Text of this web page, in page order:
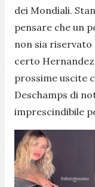
dei Mondiali.
pensare che un
non sia
certo Hernandez
prossime uscite
Deschamps di
imprescindibile